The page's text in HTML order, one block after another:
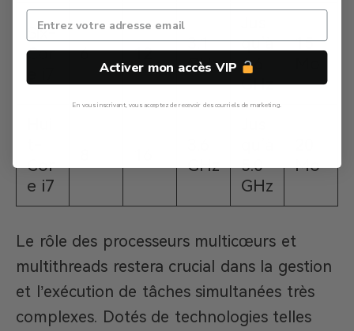
Six-
Cor
6 12
3.1
GHz
qu’à
4.6
GHz
15
Cor
e i7
GHz
5.0
GHz
Mo
Le rôle des processeurs multicœurs et
multithreads restera crucial dans la gestion
et l’exécution de tâches simultanées très
complexes. Dotés de technologies telles
Activer mon accès VIP
En vous inscrivant, vous acceptez de recevoir des courriels de marketing.